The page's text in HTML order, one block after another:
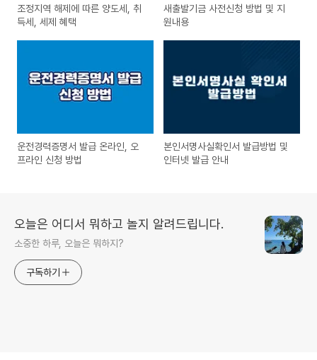
조정지역 해제에 따른 양도세, 취
득세, 세제 혜택
새출발기금 사전신청 방법 및 지
원내용
운전경력증명서 발급 온라인, 오
프라인 신청 방법
본인서명사실확인서 발급방법 및
인터넷 발급 안내
오늘은 어디서 뭐하고 놀지 알려드립니다.
소중한 하루, 오늘은 뭐하지?
구독하기